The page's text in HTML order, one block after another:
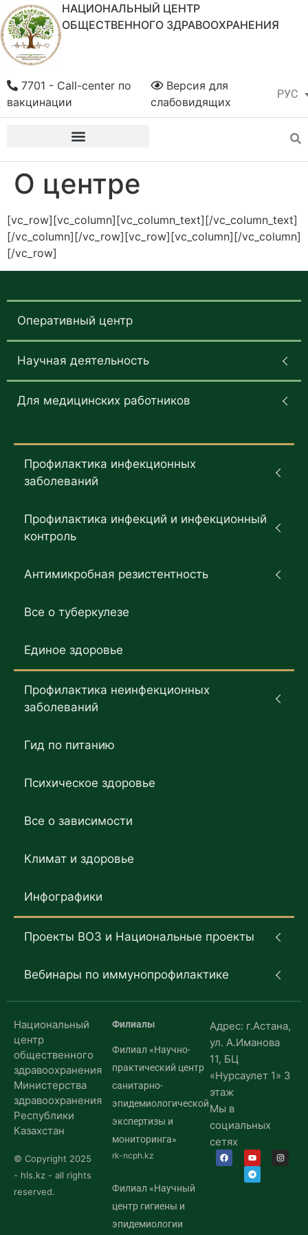
НАЦИОНАЛЬНЫЙ ЦЕНТР
ОБЩЕСТВЕННОГО ЗДРАВООХРАНЕНИЯ
РУС
ҚАЗ
Версия для
слабовидящих
7701 - Call-center по
вакцинации
О центре
[vc_row][vc_column][vc_column_text][/vc_column_text]
[/vc_column][/vc_row][vc_row][vc_column][/vc_column]
[/vc_row]
Оперативный центр
Научная деятельность
Для медицинских работников
Профилактика инфекционных
заболеваний
Профилактика инфекций и инфекционный
контроль
Антимикробная резистентность
Все о туберкулезе
Единое здоровье
Профилактика неинфекционных
заболеваний
Гид по питанию
Психическое здоровье
Все о зависимости
Климат и здоровье
Инфографики
Проекты ВОЗ и Национальные проекты
Вебинары по иммунопрофилактике
Национальный
центр
общественного
здравоохранения
Министерства
здравоохранения
Республики
Казахстан
© Copyright 2025
- hls.kz - all rights
reserved.
Филиалы
Филиал «Научно-
практический центр
санитарно-
эпидемиологической
экспертизы и
мониторинга»
rk-ncph.kz
Филиал «Научный
центр гигиены и
эпидемиологии
Адрес: г.Астана,
ул. А.Иманова
11, БЦ
«Нурсаулет 1» 3
этаж
Мы в
социальных
сетях